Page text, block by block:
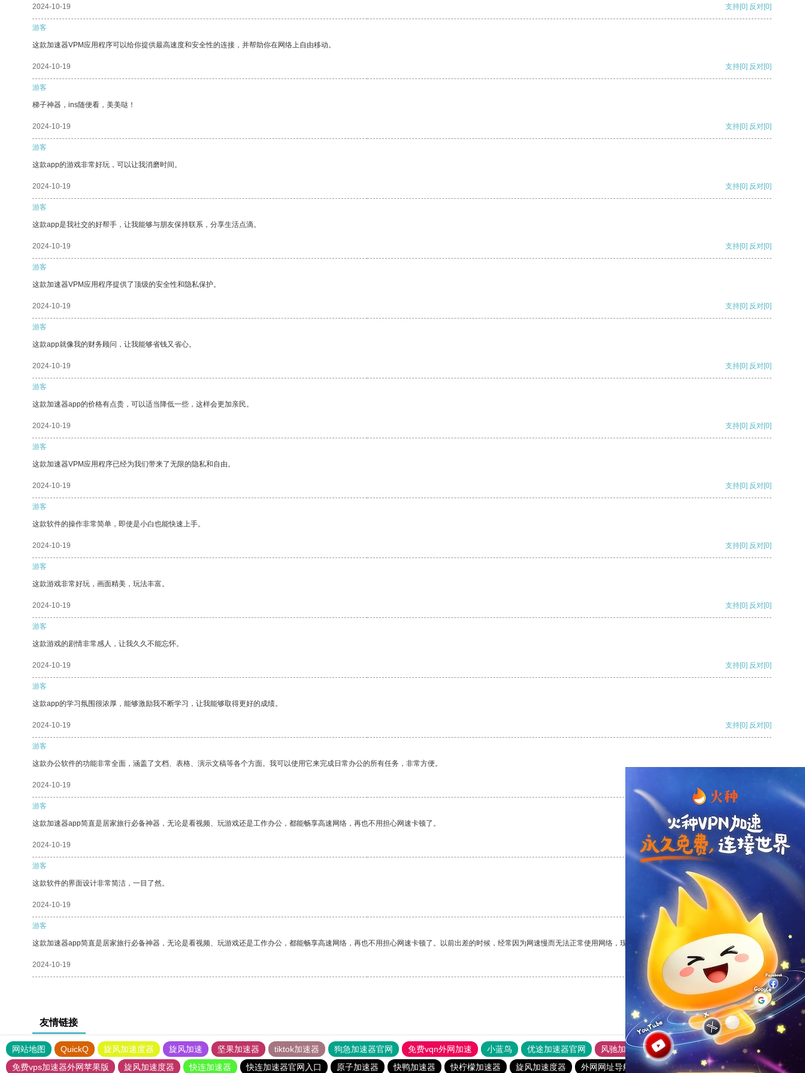
2024-10-19 支持[0] 反对[0]
游客
这款加速器VPM应用程序可以给你提供最高速度和安全性的连接，并帮助你在网络上自由移动。
2024-10-19 支持[0] 反对[0]
游客
梯子神器，ins随便看，美美哒！
2024-10-19 支持[0] 反对[0]
游客
这款app的游戏非常好玩，可以让我消磨时间。
2024-10-19 支持[0] 反对[0]
游客
这款app是我社交的好帮手，让我能够与朋友保持联系，分享生活点滴。
2024-10-19 支持[0] 反对[0]
游客
这款加速器VPM应用程序提供了顶级的安全性和隐私保护。
2024-10-19 支持[0] 反对[0]
游客
这款app就像我的财务顾问，让我能够省钱又省心。
2024-10-19 支持[0] 反对[0]
游客
这款加速器app的价格有点贵，可以适当降低一些，这样会更加亲民。
2024-10-19 支持[0] 反对[0]
游客
这款加速器VPM应用程序已经为我们带来了无限的隐私和自由。
2024-10-19 支持[0] 反对[0]
游客
这款软件的操作非常简单，即使是小白也能快速上手。
2024-10-19 支持[0] 反对[0]
游客
这款游戏非常好玩，画面精美，玩法丰富。
2024-10-19 支持[0] 反对[0]
游客
这款游戏的剧情非常感人，让我久久不能忘怀。
2024-10-19 支持[0] 反对[0]
游客
这款app的学习氛围很浓厚，能够激励我不断学习，让我能够取得更好的成绩。
2024-10-19 支持[0] 反对[0]
游客
这款办公软件的功能非常全面，涵盖了文档、表格、演示文稿等各个方面。我可以使用它来完成日常办公的所有任务，非常方便。
2024-10-19
游客
这款加速器app简直是居家旅行必备神器，无论是看视频、玩游戏还是工作办公，都能畅享高速网络，再也不用担心网速卡顿了。
2024-10-19 支持 [0] 反对[0]
游客
这款软件的界面设计非常简洁，一目了然。
2024-10-19 支持[0] 反对
游客
这款加速器app简直是居家旅行必备神器，无论是看视频、玩游戏还是工作办公，都能畅享高速网络，再也不用担心网速卡顿了。以前出差的时候，经常因为网速慢而无法正常使用网络，现在有了这个app，我再也不用担心了。
2024-10-19 支持[0] 反对[0]
友情链接
网站地图 QuickQ 旋风加速度器 旋风加速 坚果加速器 tiktok加速器 狗急加速器官网 免费vqn外网加速 小蓝鸟 优途加速器官网 风驰加速器
旋风加速器
免费vps加速器外网苹果版
旋风加速度器 快连加速器 快连加速器官网入口 原子加速器 快鸭加速器 快柠檬加速器 旋风加速度器 外网网址导航 软件中心 雷霆加速 狂飙加速器